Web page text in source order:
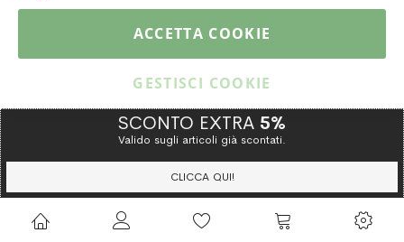
Copyright © 2015 Gioielleria Oreste Troso. All rights reserved. P. IVA
IT02064590751
Privacy Policy Cookie Policy
ACCETTA COOKIE
GESTISCI COOKIE
SCONTO EXTRA 5%
Valido sugli articoli già scontati.
CLICCA QUI!